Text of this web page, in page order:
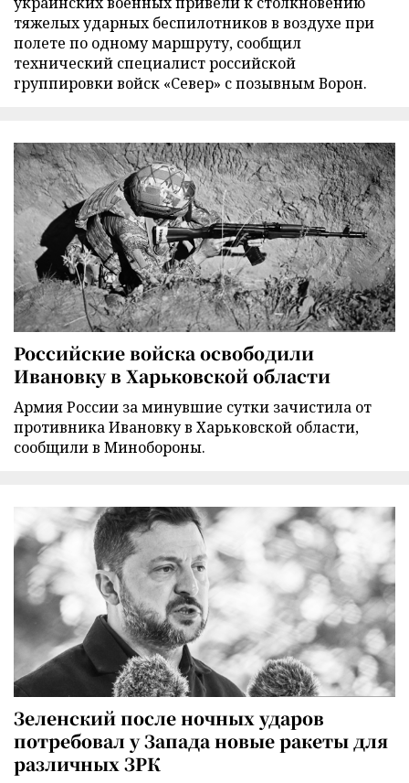
тяжелых ударных беспилотников в воздухе при
полете по одному маршруту, сообщил
технический специалист российской
группировки войск «Север» с позывным Ворон.
Российские войска освободили
Ивановку в Харьковской области
Армия России за минувшие сутки зачистила от
противника Ивановку в Харьковской области,
сообщили в Минобороны.
Зеленский после ночных ударов
потребовал у Запада новые ракеты для
различных ЗРК